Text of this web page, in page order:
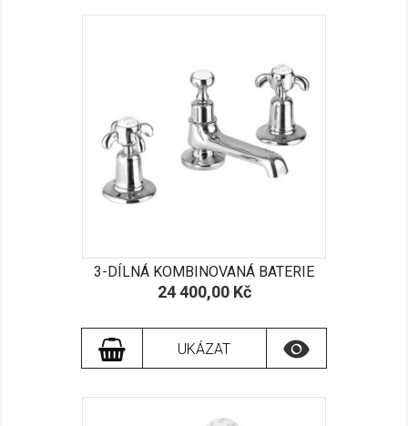
3-DÍLNÁ KOMBINOVANÁ BATERIE
Cena
24 400,00 Kč
UKÁZAT 